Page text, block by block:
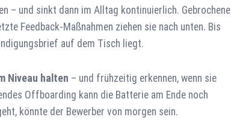
– und sinkt dann im Alltag kontinuierlich. Gebrochene
Feedback-Maßnahmen ziehen sie nach unten. Bis
auf dem Tisch liegt.
Niveau halten – und frühzeitig erkennen, wenn sie
Offboarding kann die Batterie am Ende noch
könnte der Bewerber von morgen sein.